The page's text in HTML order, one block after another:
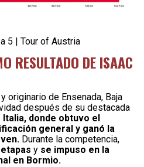
5 | Tour of Austria
RESULTADO DE ISAAC
originario de Ensenada, Baja
después de su destacada
Italia, donde obtuvo el
general y ganó la
Durante la competencia,
y se impuso en la
en Bormio.